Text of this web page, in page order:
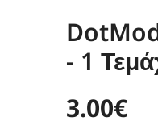
- 1
3.00€